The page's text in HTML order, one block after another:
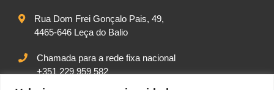
Rua Dom Frei Gonçalo Pais, 49,
4465-646 Leça do Balio
Chamada para a rede fixa nacional
+351 229 959 582